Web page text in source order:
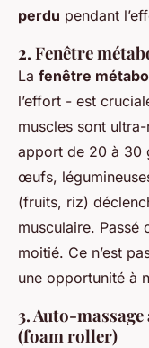
perdu pendant
2. Fenêtre
La fenêtre
l’effort - est
muscles sont
apport de 20 à 30
œufs,
(fruits, riz)
musculaire. Passé
moitié. Ce n’est
une opportunité à
3. Auto-
(foam roller)